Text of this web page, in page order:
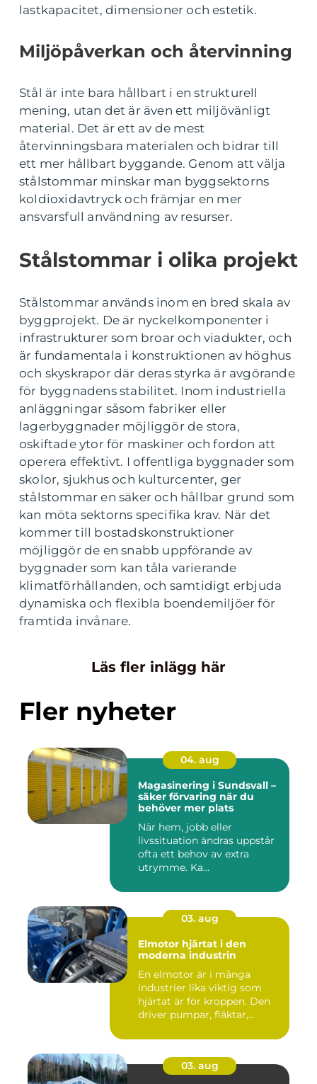
lastkapacitet, dimensioner och estetik.
Miljöpåverkan och återvinning
Stål är inte bara hållbart i en strukturell
mening, utan det är även ett miljövänligt
material. Det är ett av de mest
återvinningsbara materialen och bidrar till
ett mer hållbart byggande. Genom att välja
stålstommar minskar man byggsektorns
koldioxidavtryck och främjar en mer
ansvarsfull användning av resurser.
Stålstommar i olika projekt
Stålstommar används inom en bred skala av
byggprojekt. De är nyckelkomponenter i
infrastrukturer som broar och viadukter, och
är fundamentala i konstruktionen av höghus
och skyskrapor där deras styrka är avgörande
för byggnadens stabilitet. Inom industriella
anläggningar såsom fabriker eller
lagerbyggnader möjliggör de stora,
oskiftade ytor för maskiner och fordon att
operera effektivt. I offentliga byggnader som
skolor, sjukhus och kulturcenter, ger
stålstommar en säker och hållbar grund som
kan möta sektorns specifika krav. När det
kommer till bostadskonstruktioner
möjliggör de en snabb uppförande av
byggnader som kan tåla varierande
klimatförhållanden, och samtidigt erbjuda
dynamiska och flexibla boendemiljöer för
framtida invånare.
Läs fler inlägg här
Fler nyheter
04. aug
Magasinering i Sundsvall –
säker förvaring när du
behöver mer plats
När hem, jobb eller
livssituation ändras uppstår
ofta ett behov av extra
utrymme. Ka...
03. aug
Elmotor hjärtat i den
moderna industrin
En elmotor är i många
industrier lika viktig som
hjärtat är för kroppen. Den
driver pumpar, fläktar,...
03. aug